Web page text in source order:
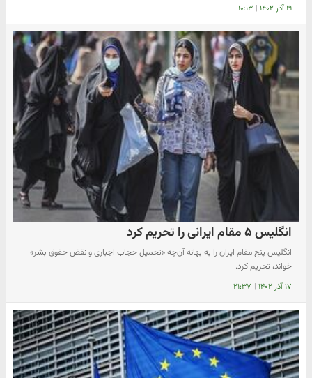
۱۹ آذر ۱۴۰۲ | ۱۰:۱۳
انگلیس ۵ مقام ایرانی را تحریم کرد
انگلیس پنج مقام ایران را به بهانه آن‌چه «تحمیل حجاب اجباری و نقض حقوق بشر»
خواند، تحریم کرد.
۱۷ آذر ۱۴۰۲ | ۲۱:۳۷